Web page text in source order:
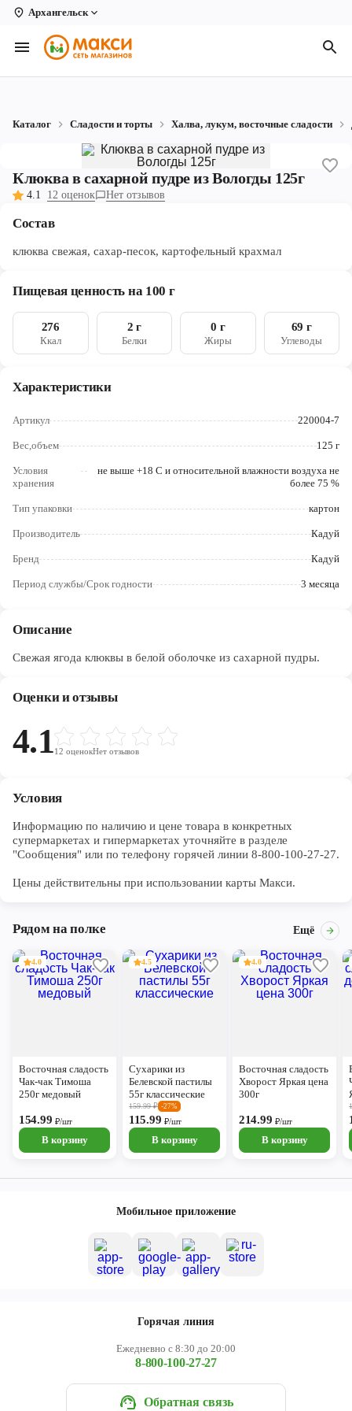
Архангельск
Вологда
Архангельск
Коряжма
Рыбинск
Северодвинск
Ярославль
Каталог Сладости и торты Халва, лукум, восточные сладости
Клюква в сахарной пудре из Вологды 125г
4.1 12 оценок Нет отзывов
Состав
клюква свежая, сахар-песок, картофельный крахмал
Пищевая ценность на 100 г
276
Ккал
2 г
Белки
0 г
Жиры
69 г
Углеводы
Характеристики
Артикул 220004-7
Вес,объем 125 г
Условия
хранения
не выше +18 C и относительной влажности воздуха не
более 75 %
Тип упаковки картон
Производитель Кадуй
Бренд Кадуй
Период службы/Срок годности 3 месяца
Описание
Свежая ягода клюквы в белой оболочке из сахарной пудры.
Оценки и отзывы
4.112 оценокНет отзывов
Условия
Информацию по наличию и цене товара в конкретных
супермаркетах и гипермаркетах уточняйте в разделе
"Сообщения" или по телефону горячей линии 8-800-100-27-27.
Цены действительны при использовании карты Макси.
Рядом на полке Ещё
4.0
Восточная сладость
Чак-чак Тимоша
250г медовый
154.99 ₽/шт
В корзину
4.5
Сухарики из
Белевской пастилы
55г классические
159.99₽ -27%
115.99 ₽/шт
В корзину
4.0
Восточная сладость
Хворост Яркая цена
300г
214.99 ₽/шт
В корзину
Мобильное приложение
Горячая линия
Ежедневно с 8:30 до 20:00
8-800-100-27-27
Обратная связь